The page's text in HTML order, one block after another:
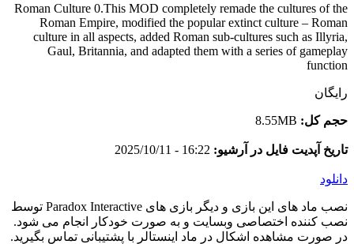
Roman Culture 0.This MOD completely remade the cultures of the
Roman Empire, modified the popular extinct culture – Roman
culture in all aspects, added Roman sub-cultures such as Illyria,
Gaul, Britannia, and adapted them with a series of gameplay
function
رایگان
حجم کل: 8.55MB
تاریخ آپدیت فایل در آرشیو: 16:22 - 2025/10/11
دانلود
نصب ماد های این بازی و دیگر بازی های Paradox Interactive توسط
نصب کننده اختصاصی وبسایت و به صورت خودکار انجام می شود.
در صورت مشاهده اشکال در ماد اینستالر با پشتیبانی تماس بگیرید.